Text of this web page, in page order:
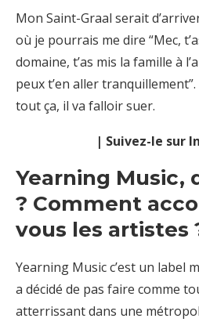
Mon Saint-Graal serait
où je pourrais me dire “Mec,
domaine, t’as mis la famille à
peux t’en aller
tout ça, il va falloir suer.
| Suivez-le sur
Yearning Music,
? Comment
vous les artistes
Yearning Music c’est un label
a décidé de pas faire comme
atterrissant dans une